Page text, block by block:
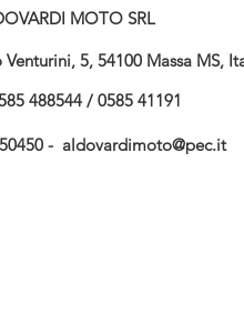
MOTO SRL
5, 54100 Massa MS,
488544 / 0585 41191
- aldovardimoto@pec.it